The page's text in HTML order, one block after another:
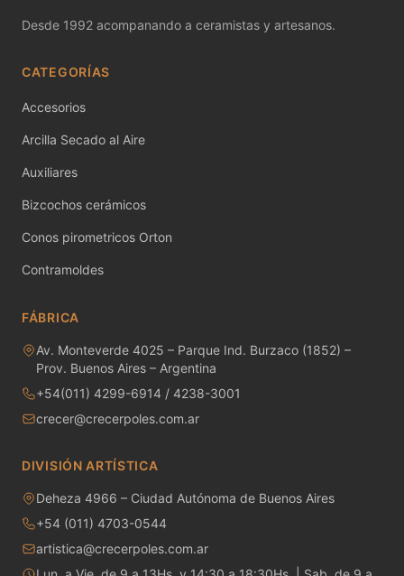
MAYCO SPECKLED STROKE & COAT
MAYCO STONEWARE GLAZES
MAYCO STROKE & COAT
Minerales
Moldes de yeso
Molinos - Bolas y Revestimientos
Papel engomado para calcos
Pastas cerámicas - Fabricación propia
Pastas cerámicas - Importadas
Pigmentos Bajo Cubierta
Pigmentos bajo cubierta preparado
Desde 1992 acompanando a ceramistas y artesanos.
CATEGORÍAS
Accesorios
Arcilla Secado al Aire
Auxiliares
Bizcochos cerámicos
Conos pirometricos Orton
Contramoldes
FÁBRICA
Av. Monteverde 4025 – Parque Ind. Burzaco (1852) –
Prov. Buenos Aires – Argentina
+54(011) 4299-6914 / 4238-3001
crecer@crecerpoles.com.ar
DIVISIÓN ARTÍSTICA
Deheza 4966 – Ciudad Autónoma de Buenos Aires
+54 (011) 4703-0544
artistica@crecerpoles.com.ar